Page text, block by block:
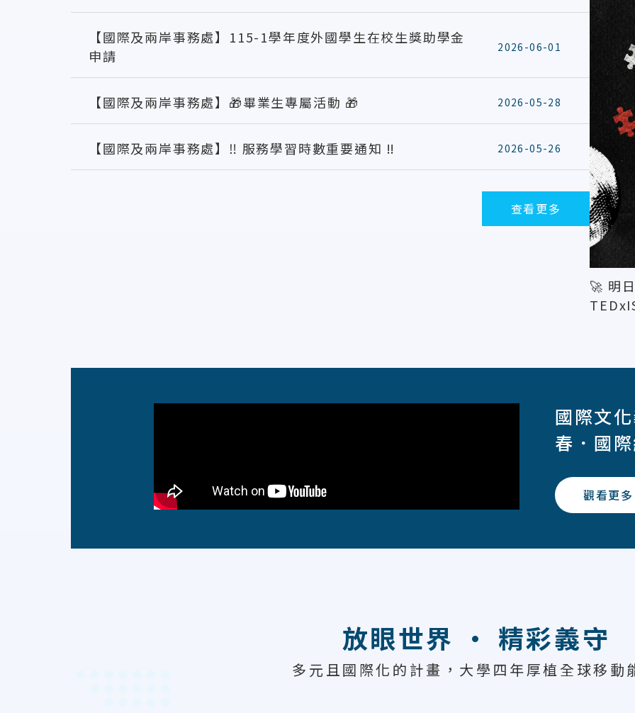
【國際及兩岸事務處】115-1學年度外國學生在校生獎助學金
申請
2026-06-01
【國際及兩岸事務處】🎁畢業生專屬活動 🎁 2026-05-28
【國際及兩岸事務處】‼️ 服務學習時數重要通知 ‼️ 2026-05-26
查看更多
🚀 明
國際文
春．國際
觀看更多
放眼世界 · 精彩義守
多元且國際化的計畫，大學四年厚植全球移動